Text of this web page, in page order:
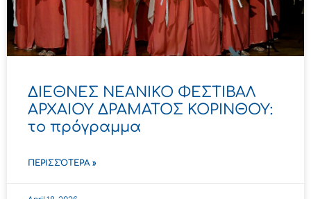
ΔΙΕΘΝΕΣ ΝΕΑΝΙΚΟ ΦΕΣΤΙΒΑΛ
ΑΡΧΑΙΟΥ ΔΡΑΜΑΤΟΣ ΚΟΡΙΝΘΟΥ:
το πρόγραμμα
ΠΕΡΙΣΣΌΤΕΡΑ »